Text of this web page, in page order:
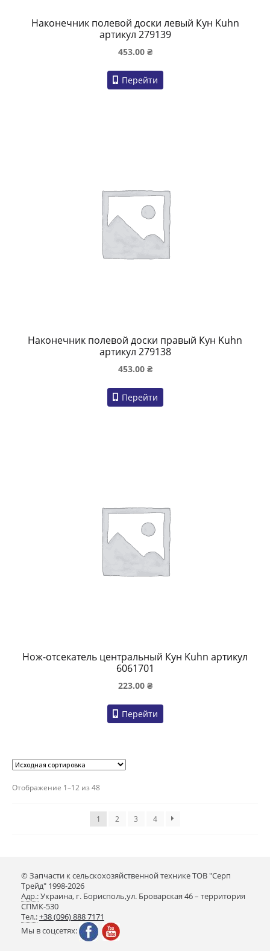
Наконечник полевой доски левый Кун Kuhn
артикул 279139
453.00 ₴
Перейти
Наконечник полевой доски правый Кун Kuhn
артикул 279138
453.00 ₴
Перейти
Нож-отсекатель центральный Кун Kuhn артикул
6061701
223.00 ₴
Перейти
Отображение 1–12 из 48
1 2 3 4
© Запчасти к сельскохозяйственной технике ТОВ "Серп
Трейд" 1998-2026
Адр.:Украина, г. Борисполь,ул. Броварская 46 – территория
СПМК-530
Тел.:+38 (096) 888 7171
Мы в соцсетях: